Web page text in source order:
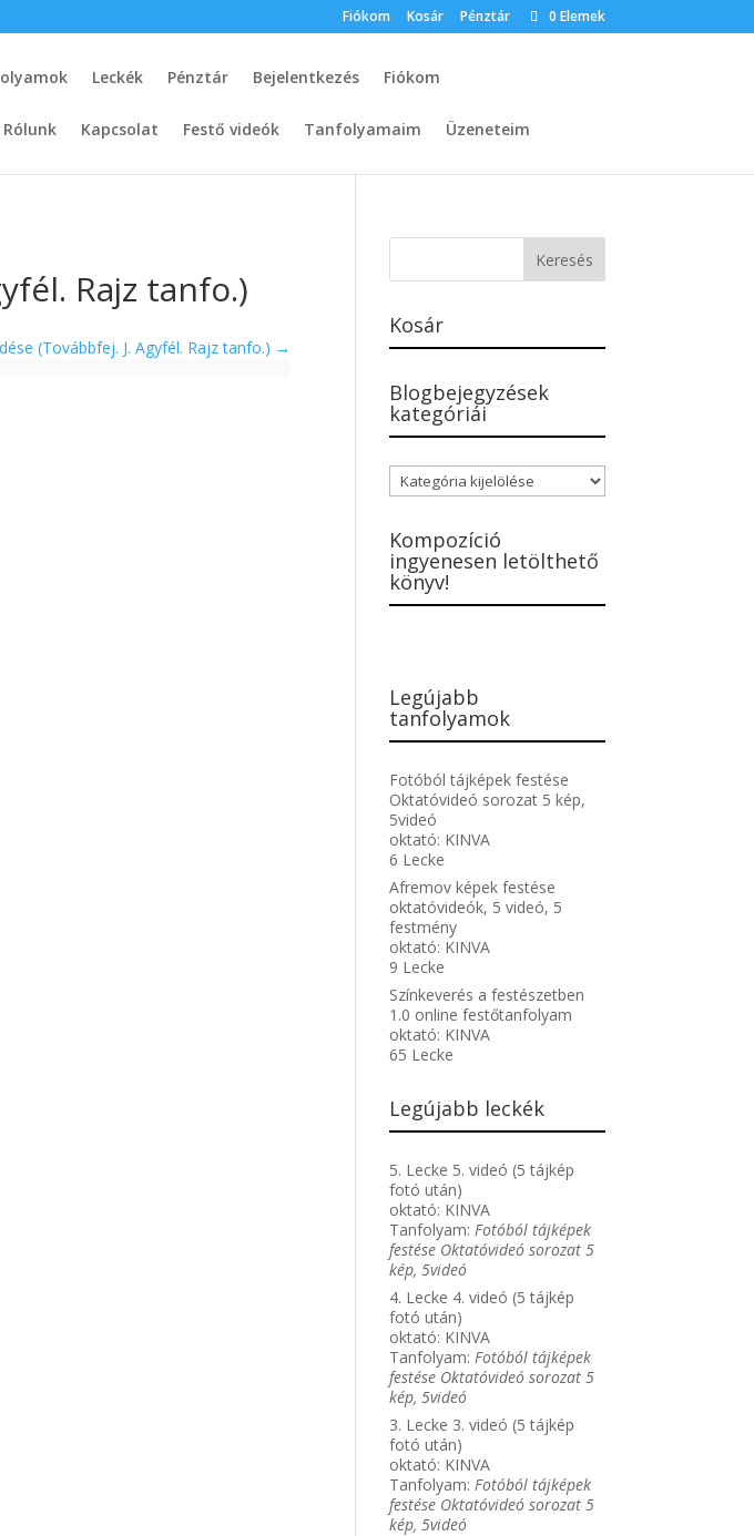
Fiókom Kosár Pénztár 0 Elemek
Leckék Pénztár Bejelentkezés Fiókom
Rólunk Kapcsolat Festő videók Tanfolyamaim Üzeneteim
Rajz tanfo.)
(Továbbfej. J. Agyfél. Rajz tanfo.)
Kosár
Blogbejegyzések
kategóriái
Blogbejegyzések
kategóriái
Kompozíció
ingyenesen letölthető
könyv!
Legújabb
tanfolyamok
Fotóból tájképek festése
Oktatóvideó sorozat 5 kép,
5videó
oktató: KINVA
6 Lecke
Afremov képek festése
oktatóvideók, 5 videó, 5
festmény
oktató: KINVA
9 Lecke
Színkeverés a festészetben
1.0 online festőtanfolyam
oktató: KINVA
65 Lecke
Legújabb leckék
5. Lecke 5. videó (5 tájkép
fotó után)
oktató: KINVA
Tanfolyam:Fotóból tájképek
festése Oktatóvideó sorozat 5
kép, 5videó
4. Lecke 4. videó (5 tájkép
fotó után)
oktató: KINVA
Tanfolyam:Fotóból tájképek
festése Oktatóvideó sorozat 5
kép, 5videó
3. Lecke 3. videó (5 tájkép
fotó után)
oktató: KINVA
Tanfolyam:Fotóból tájképek
festése Oktatóvideó sorozat 5
kép, 5videó